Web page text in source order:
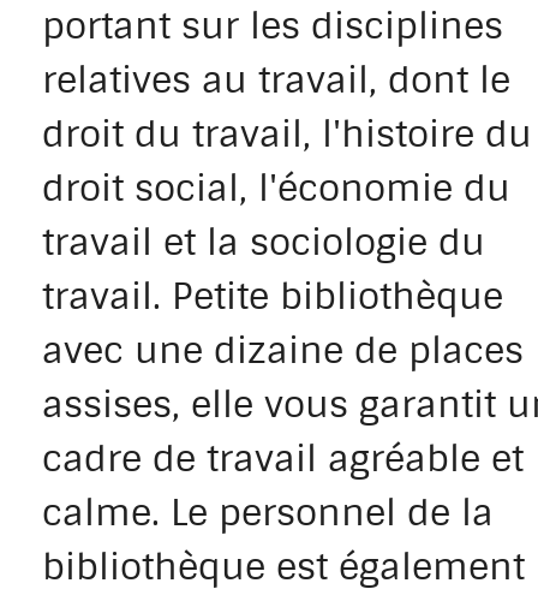
portant sur les disciplines
relatives au travail, dont le
droit du travail, l'histoire du
droit social, l'économie du
travail et la sociologie du
travail. Petite bibliothèque
avec une dizaine de places
assises, elle vous garantit
cadre de travail agréable et
calme. Le personnel de la
bibliothèque est également